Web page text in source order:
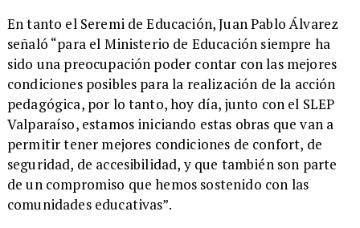
​En tanto el Seremi de Educación, Juan Pablo Álvarez
señaló “para el Ministerio de Educación siempre ha
sido una preocupación poder contar con las mejores
condiciones posibles para la realización de la acción
pedagógica, por lo tanto, hoy día, junto con el SLEP
Valparaíso, estamos iniciando estas obras que van a
permitir tener mejores condiciones de confort, de
seguridad, de accesibilidad, y que también son parte
de un compromiso que hemos sostenido con las
comunidades educativas”.